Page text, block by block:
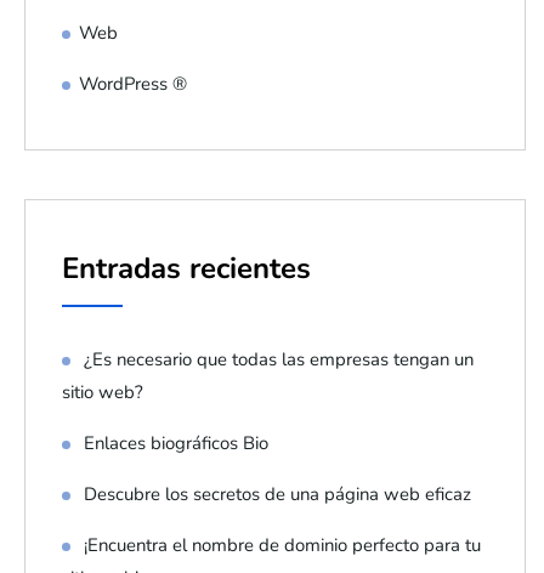
Web
WordPress ®
Entradas recientes
¿Es necesario que todas las empresas tengan un
sitio web?
Enlaces biográficos Bio
Descubre los secretos de una página web eficaz
¡Encuentra el nombre de dominio perfecto para tu